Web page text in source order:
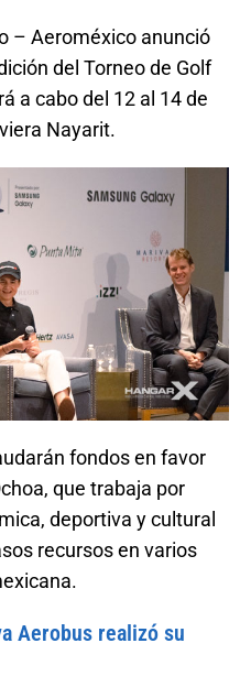
– Aeroméxico anunció
del Torneo de Golf
a cabo del 12 al 14 de
Nayarit.
fondos en favor
que trabaja por
deportiva y cultural
recursos en varios
Aerobus realizó su